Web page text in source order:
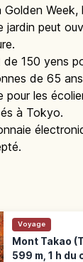
Week,
jardin peut
150 yens
de 65
pour les
à Tokyo.
Voyage
Mont Takao
599 m, 1 h du